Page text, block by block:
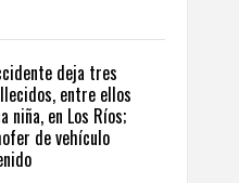
deja tres
entre ellos
niña, en Los Ríos;
de vehículo